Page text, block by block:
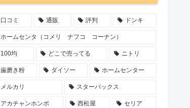
口コミ 通販 評判 ドンキ
ホームセンタ（コメリ ナフコ コーナン）
100均 どこで売ってる ニトリ
歯磨き粉 ダイソー ホームセンター
メルカリ スターバックス
アカチャンホンポ 西松屋 セリア